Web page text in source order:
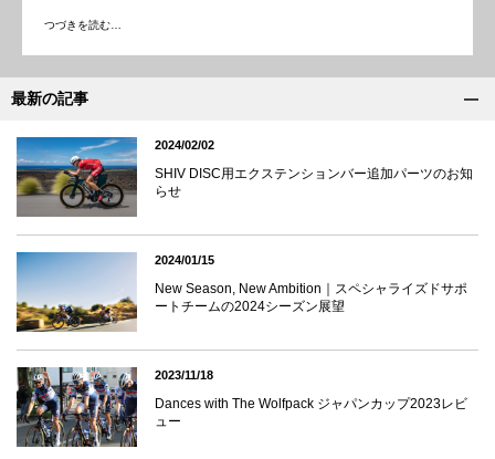
つづきを読む…
最新の記事
2024/02/02
SHIV DISC用エクステンションバー追加パーツのお知
らせ
2024/01/15
New Season, New Ambition｜スペシャライズドサポ
ートチームの2024シーズン展望
2023/11/18
Dances with The Wolfpack ジャパンカップ2023レビ
ュー